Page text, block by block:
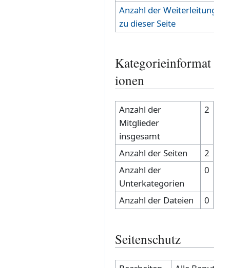
Anzahl der Weiterleitungen
zu dieser Seite
Kategorieinformat
ionen
Anzahl der
Mitglieder
insgesamt
2
Anzahl der Seiten
2
Anzahl der
Unterkategorien
0
Anzahl der Dateien 0
Seitenschutz